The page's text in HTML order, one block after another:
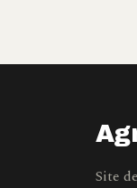
Site